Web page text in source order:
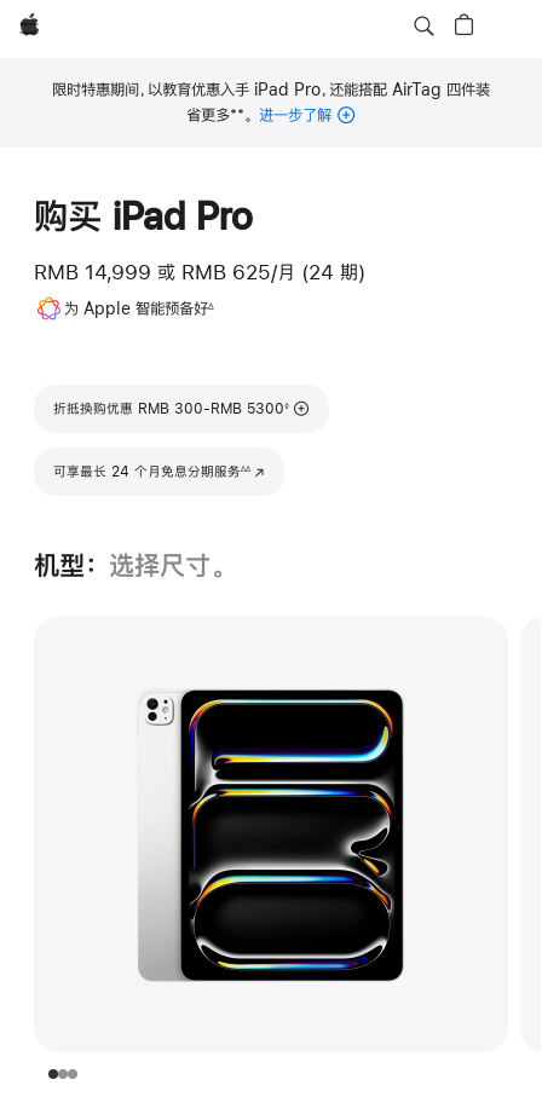
Apple
限时特惠期间，以教育优惠入手 iPad Pro，还能搭配 AirTag 四件装
省更多**。进一步了解
购买 iPad Pro
RMB 14,999 或 RMB 625/月 (24 期)
为 Apple 智能预备好∆
折抵换购优惠 RMB 300-RMB 5300
脚注
◊
可享最长 24 个月免息分期服务∆∆
(在新窗口中打开)
机型： 选择尺寸。